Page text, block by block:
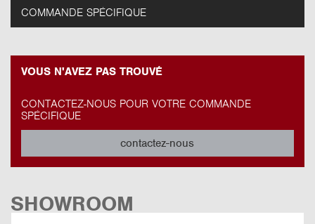
COMMANDE SPÉCIFIQUE
VOUS N'AVEZ PAS TROUVÉ
CONTACTEZ-NOUS POUR VOTRE COMMANDE
SPÉCIFIQUE
contactez-nous
SHOWROOM